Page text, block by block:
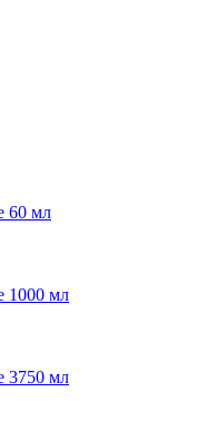
60 мл
1000 мл
3750 мл